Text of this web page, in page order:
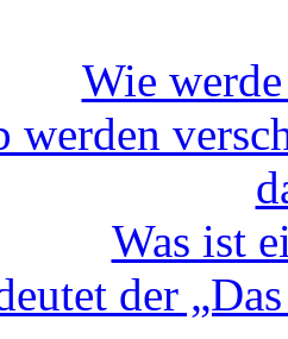
Wie
werden
Was ist
der